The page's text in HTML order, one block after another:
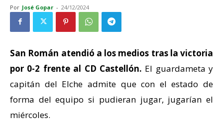
Por José Gopar - 24/12/2024
San Román atendió a los medios tras la victoria
por 0-2 frente al CD Castellón. El guardameta y
capitán del Elche admite que con el estado de
forma del equipo si pudieran jugar, jugarían el
miércoles.